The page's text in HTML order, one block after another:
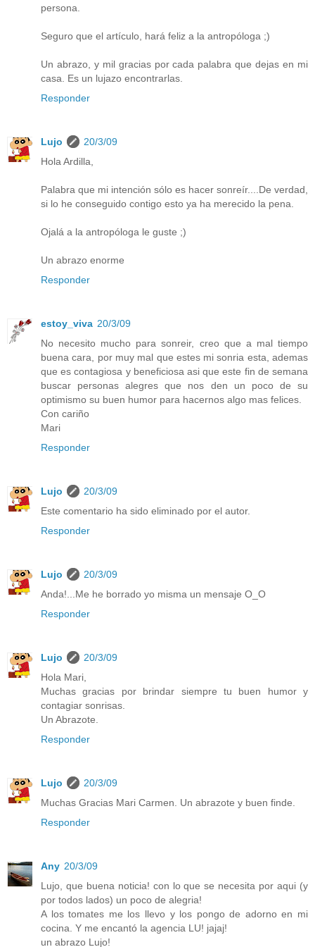
persona.
Seguro que el artículo, hará feliz a la antropóloga ;)
Un abrazo, y mil gracias por cada palabra que dejas en mi
casa. Es un lujazo encontrarlas.
Responder
Lujo
20/3/09
Hola Ardilla,
Palabra que mi intención sólo es hacer sonreír....De verdad,
si lo he conseguido contigo esto ya ha merecido la pena.
Ojalá a la antropóloga le guste ;)
Un abrazo enorme
Responder
estoy_viva 20/3/09
No necesito mucho para sonreir, creo que a mal tiempo
buena cara, por muy mal que estes mi sonria esta, ademas
que es contagiosa y beneficiosa asi que este fin de semana
buscar personas alegres que nos den un poco de su
optimismo su buen humor para hacernos algo mas felices.
Con cariño
Mari
Responder
Lujo
20/3/09
Este comentario ha sido eliminado por el autor.
Responder
Lujo
20/3/09
Anda!...Me he borrado yo misma un mensaje O_O
Responder
Lujo
20/3/09
Hola Mari,
Muchas gracias por brindar siempre tu buen humor y
contagiar sonrisas.
Un Abrazote.
Responder
Lujo
20/3/09
Muchas Gracias Mari Carmen. Un abrazote y buen finde.
Responder
Any 20/3/09
Lujo, que buena noticia! con lo que se necesita por aqui (y
por todos lados) un poco de alegria!
A los tomates me los llevo y los pongo de adorno en mi
cocina. Y me encantó la agencia LU! jajaj!
un abrazo Lujo!